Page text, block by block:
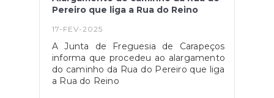
Pereiro que liga a Rua do Reino
17-FEV-2025
A Junta de Freguesia de Carapeços
informa que procedeu ao alargamento
do caminho da Rua do Pereiro que liga
a Rua do Reino